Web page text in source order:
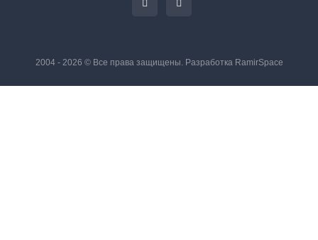
2004 - 2026 © Все права защищены. Разработка RamirSpace